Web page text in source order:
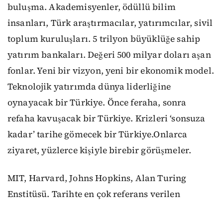
buluşma. Akademisyenler, ödüllü bilim
insanları, Türk araştırmacılar, yatırımcılar, sivil
toplum kuruluşları. 5 trilyon büyüklüğe sahip
yatırım bankaları. Değeri 500 milyar doları aşan
fonlar. Yeni bir vizyon, yeni bir ekonomik model.
Teknolojik yatırımda dünya liderliğine
oynayacak bir Türkiye. Önce feraha, sonra
refaha kavuşacak bir Türkiye. Krizleri ‘sonsuza
kadar’ tarihe gömecek bir Türkiye.Onlarca
ziyaret, yüzlerce kişiyle birebir görüşmeler.
MIT, Harvard, Johns Hopkins, Alan Turing
Enstitüsü. Tarihte en çok referans verilen